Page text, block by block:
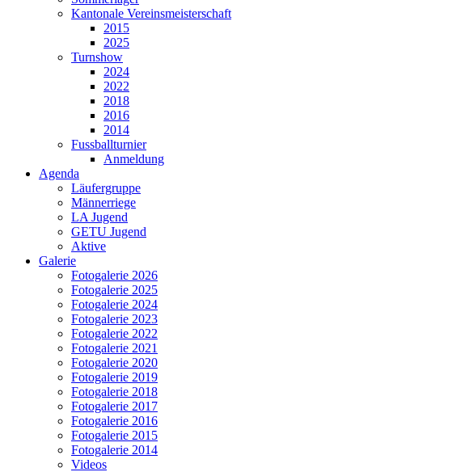
Kantonale Vereinsmeisterschaft
2015
2025
Turnshow
2024
2022
2018
2016
2014
Fussballturnier
Anmeldung
Agenda
Läufergruppe
Männerriege
LA Jugend
GETU Jugend
Aktive
Galerie
Fotogalerie 2026
Fotogalerie 2025
Fotogalerie 2024
Fotogalerie 2023
Fotogalerie 2022
Fotogalerie 2021
Fotogalerie 2020
Fotogalerie 2019
Fotogalerie 2018
Fotogalerie 2017
Fotogalerie 2016
Fotogalerie 2015
Fotogalerie 2014
Videos